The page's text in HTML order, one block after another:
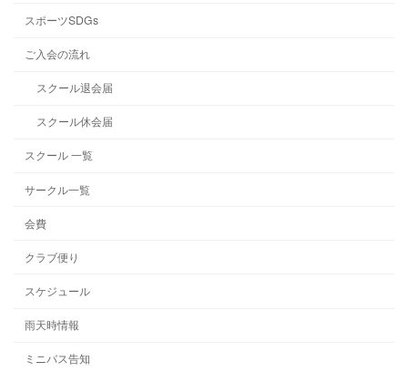
スポーツSDGs
ご入会の流れ
スクール退会届
スクール休会届
スクール 一覧
サークル一覧
会費
クラブ便り
スケジュール
雨天時情報
ミニバス告知